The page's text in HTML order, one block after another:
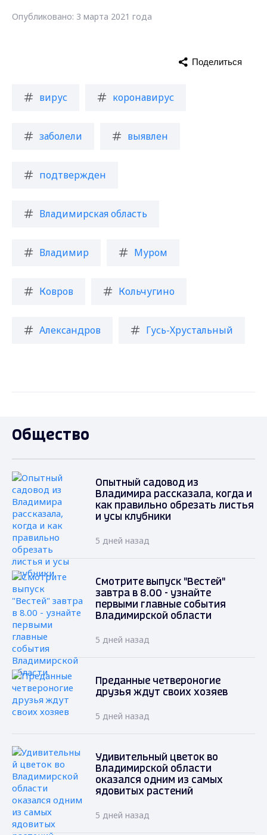
Опубликовано: 3 марта 2021 года
вирус коронавирус
заболели выявлен
подтвержден
Владимирская область
Владимир Муром
Ковров Кольчугино
Александров Гусь-Хрустальный
Поделиться
Общество
Опытный садовод из
Владимира рассказала, когда и
как правильно обрезать листья
и усы клубники
5 дней назад
Смотрите выпуск "Вестей"
завтра в 8.00 - узнайте
первыми главные события
Владимирской области
5 дней назад
Преданные четвероногие
друзья ждут своих хозяев
5 дней назад
Удивительный цветок во
Владимирской области
оказался одним из самых
ядовитых растений
5 дней назад